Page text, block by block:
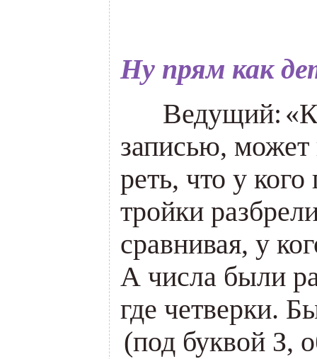
Ну прям как
Ведущий:«
записью,
реть, что у
тройки
сравнивая, у
А числа были
где четверки.
(под буквой З,